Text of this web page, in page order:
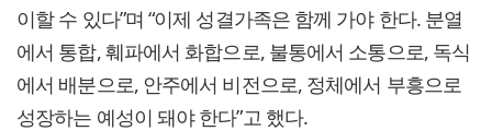
이할 수 있다”며 “이제 성결가족은 함께 가야 한다. 분열
에서 통합, 훼파에서 화합으로, 불통에서 소통으로, 독식
에서 배분으로, 안주에서 비전으로, 정체에서 부흥으로
성장하는 예성이 돼야 한다”고 했다.